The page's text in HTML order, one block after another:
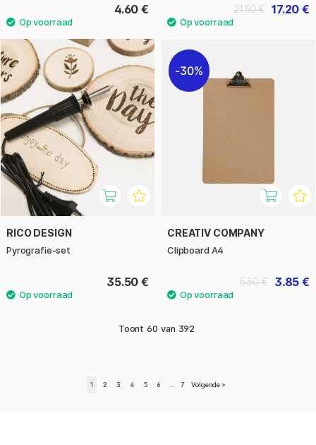
4.60 € 17.20 €
21.50 €
RICO DESIGN
Pyrografie-set
35.50 €
30%
CREATIV COMPANY
Clipboard A4
3.85 €
5.50 €
Toont 60 van 392
1 2 3 4 5 6 7 Volgende »